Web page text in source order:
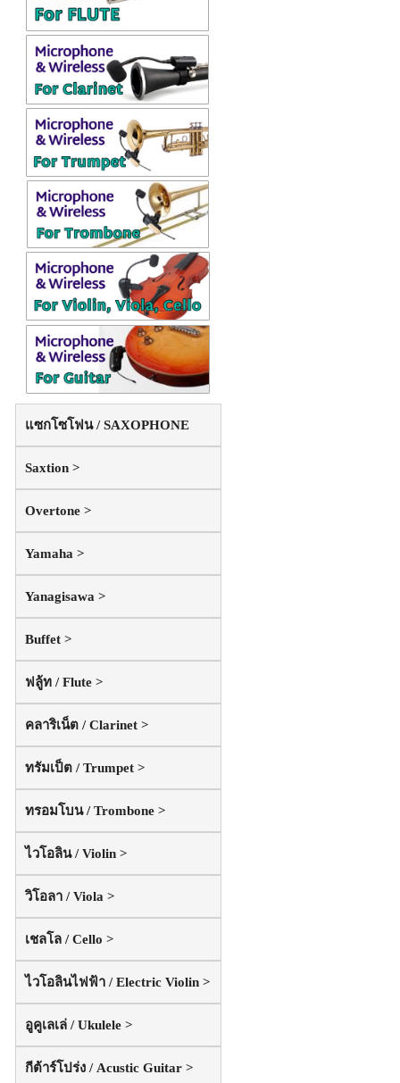
แซกโซโฟน / SAXOPHONE
Saxtion >
Overtone >
Yamaha >
Yanagisawa >
Buffet >
ฟลู้ท / Flute >
คลาริเน็ต / Clarinet >
ทรัมเป็ต / Trumpet >
ทรอมโบน / Trombone >
ไวโอลิน / Violin >
วิโอลา / Viola >
เชลโล / Cello >
ไวโอลินไฟฟ้า / Electric Violin >
อูคูเลเล่ / Ukulele >
กีต้าร์โปร่ง / Acustic Guitar >